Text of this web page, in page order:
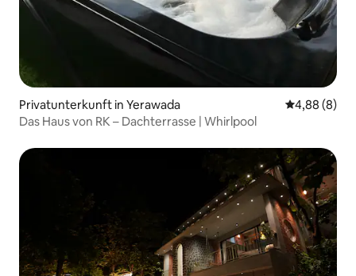
Privatunterkunft in Yerawada
4,88 (8)
Das Haus von RK – Dachterrasse | Whirlpool